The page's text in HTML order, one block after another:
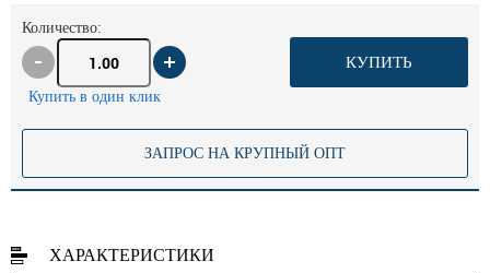
Количество:
КУПИТЬ
Купить в один клик
ЗАПРОС НА КРУПНЫЙ ОПТ
ХАРАКТЕРИСТИКИ